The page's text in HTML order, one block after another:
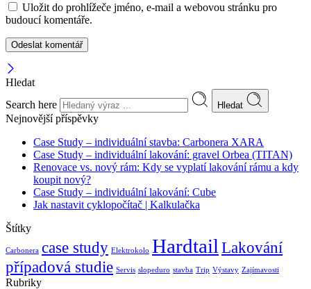
Uložit do prohlížeče jméno, e-mail a webovou stránku pro
budoucí komentáře.
Hledat
Search here
Hledat
Nejnovější příspěvky
Case Study – individuální stavba: Carbonera XARA
Case Study – individuální lakování: gravel Orbea (TITAN)
Renovace vs. nový rám: Kdy se vyplatí lakování rámu a kdy
koupit nový?
Case Study – individuální lakování: Cube
Jak nastavit cyklopočítač | Kalkulačka
Štítky
Carbonera case study Elektrokolo Hardtail Lakování
případová studie Servis slopeduro stavba Trip Výstavy Zajímavosti
Rubriky